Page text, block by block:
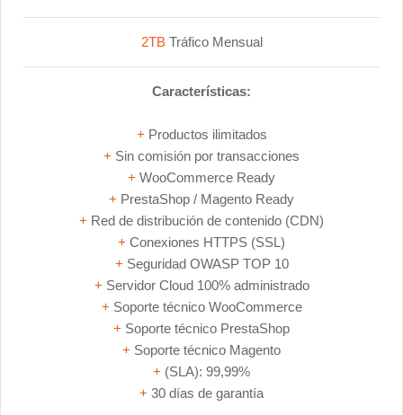
2TB Tráfico Mensual
Características:
+ Productos ilimitados
+ Sin comisión por transacciones
+ WooCommerce Ready
+ PrestaShop / Magento Ready
+ Red de distribución de contenido (CDN)
+ Conexiones HTTPS (SSL)
+ Seguridad OWASP TOP 10
+ Servidor Cloud 100% administrado
+ Soporte técnico WooCommerce
+ Soporte técnico PrestaShop
+ Soporte técnico Magento
+ (SLA): 99,99%
+ 30 días de garantía